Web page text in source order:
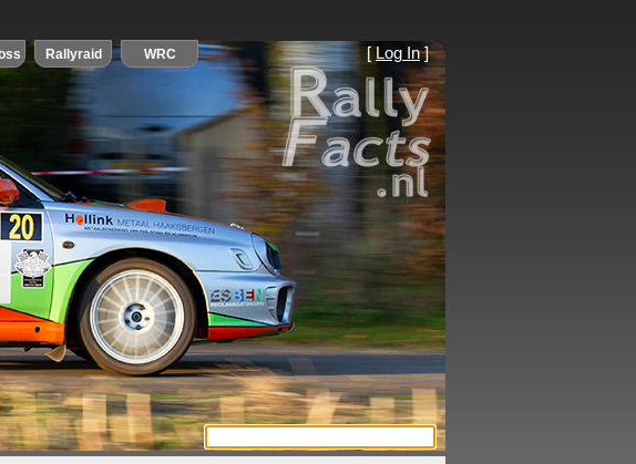
[ Log In]